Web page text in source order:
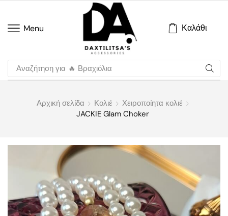
Menu Καλάθι
Αναζήτηση για 🔥 Βραχιόλια
Αρχική σελίδα Κολιέ
Χειροποίητα κολιέ
JACKIE Glam Choker